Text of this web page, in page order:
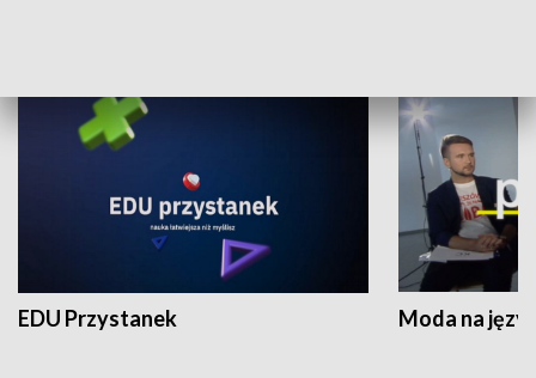
EDU Przystanek Moda na